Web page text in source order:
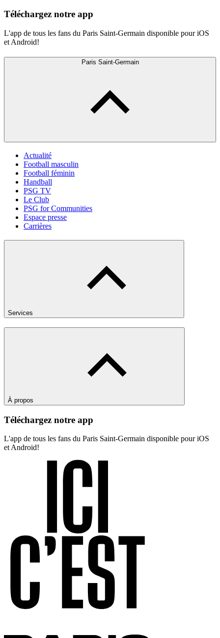
Téléchargez notre app
L'app de tous les fans du Paris Saint-Germain disponible pour iOS
et Android!
Paris Saint-Germain
Actualité
Football masculin
Football féminin
Handball
PSG TV
Le Club
PSG for Communities
Espace presse
Carrières
Services
À propos
Téléchargez notre app
L'app de tous les fans du Paris Saint-Germain disponible pour iOS
et Android!